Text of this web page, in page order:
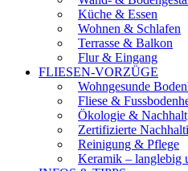
Küche & Essen
Wohnen & Schlafen
Terrasse & Balkon
Flur & Eingang
FLIESEN-VORZÜGE
Wohngesunde
Fliese &
Ökologie &
Zertifizierte
Reinigung & Pflege
Keramik – langlebig